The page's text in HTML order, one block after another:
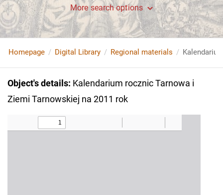
More search options
Homepage Digital Library Regional materials
Object's details: Kalendarium rocznic Tarnowa i
Ziemi Tarnowskiej na 2011 rok